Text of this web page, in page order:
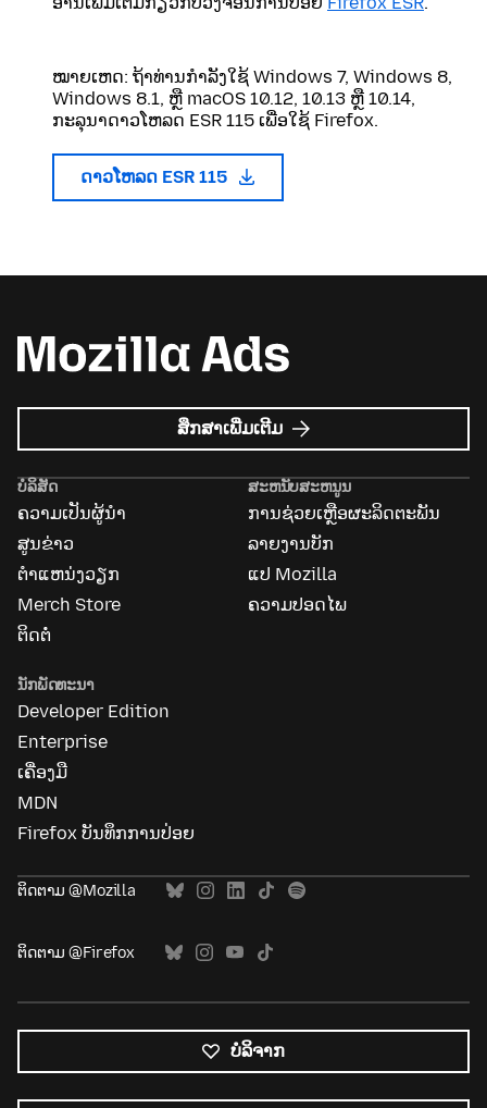
ໝາຍເຫດ: ຖ້າທ່ານກໍາລັງໃຊ້ Windows 7, Windows 8,
Windows 8.1, ຫຼື macOS 10.12, 10.13 ຫຼື 10.14,
ກະລຸນາດາວໂຫລດ ESR 115 ເພື່ອໃຊ້ Firefox.
ດາວໂຫລດ ESR 115
ສຶກສາເພີ່ມເຕີມ ກ່ຽວກັບ
Mozilla
ບໍລິສັດ
ຄວາມເປັນຜູ້ນຳ
ສູນຂ່າວ
ຕຳແຫນ່ງວຽກ
Merch Store
ຕິດຕໍ່
ສະຫນັບສະຫນູນ
ການຊ່ວຍເຫຼືອຜະລິດຕະພັນ
ລາຍງານບັກ
ແປ Mozilla
ຄວາມປອດໄພ
ນັກພັດທະນາ
Developer Edition
Enterprise
ເຄື່ອງມື
MDN
Firefox ບັນທຶກການປ່ອຍ
ຕິດຕາມ @Mozilla
ຕິດຕາມ @Firefox
ບໍລິຈາກ